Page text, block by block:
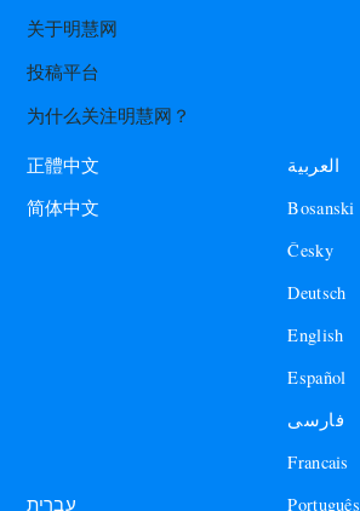
关于明慧网
投稿平台
为什么关注明慧网？
正體中文
简体中文
العربية
Bosanski
Česky
Deutsch
English
Español
فارسی
Francais
עברית
Português